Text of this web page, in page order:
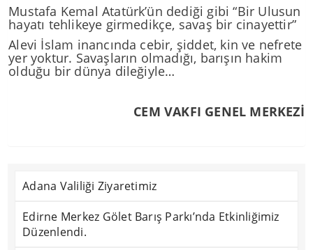
Mustafa Kemal Atatürk’ün dediği gibi “Bir Ulusun
hayatı tehlikeye girmedikçe, savaş bir cinayettir”
Alevi İslam inancında cebir, şiddet, kin ve nefrete
yer yoktur. Savaşların olmadığı, barışın hakim
olduğu bir dünya dileğiyle…
CEM VAKFI GENEL MERKEZİ
Adana Valiliği Ziyaretimiz
Edirne Merkez Gölet Barış Parkı’nda Etkinliğimiz
Düzenlendi.